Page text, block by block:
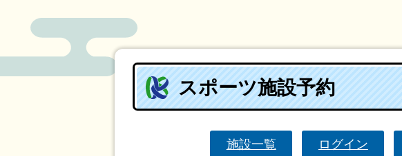
スポーツ施設予約
施設一覧 ログイン